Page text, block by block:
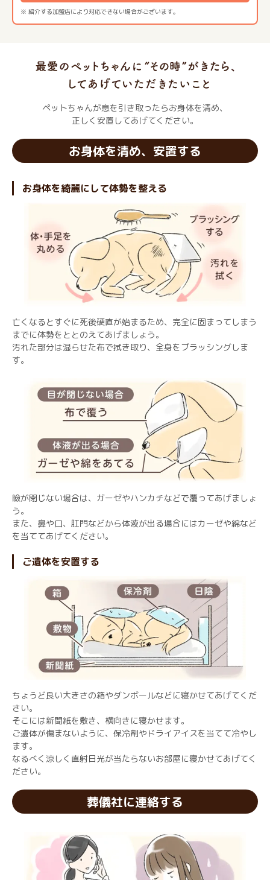
※ 紹介する加盟店により対応できない場合がございます。
ペットちゃんが息を引き取ったらお身体を清め、
正しく安置してあげてください。
お身体を清め、安置する
お身体を綺麗にして体勢を整える
亡くなるとすぐに死後硬直が始まるため、完全に固まってしまう
までに体勢をととのえてあげましょう。
汚れた部分は湿らせた布で拭き取り、全身をブラッシングしま
す。
瞼が閉じない場合は、ガーゼやハンカチなどで覆ってあげましょ
う。
また、鼻や口、肛門などから体液が出る場合にはカーゼや綿など
を当ててあげてください。
ご遺体を安置する
ちょうど良い大きさの箱やダンボールなどに寝かせてあげてくだ
さい。
そこには新聞紙を敷き、横向きに寝かせます。
ご遺体が傷まないように、保冷剤やドライアイスを当てて冷やし
ます。
なるべく涼しく直射日光が当たらないお部屋に寝かせてあげてく
ださい。
葬儀社に連絡する